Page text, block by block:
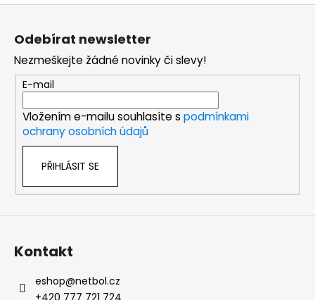
Z
Odebírat newsletter
Nezmeškejte žádné novinky či slevy!
E-mail
Vložením e-mailu souhlasíte s podmínkami
ochrany osobních údajů
PŘIHLÁSIT SE
Kontakt
eshop@netbol.cz
+420 777 721 724